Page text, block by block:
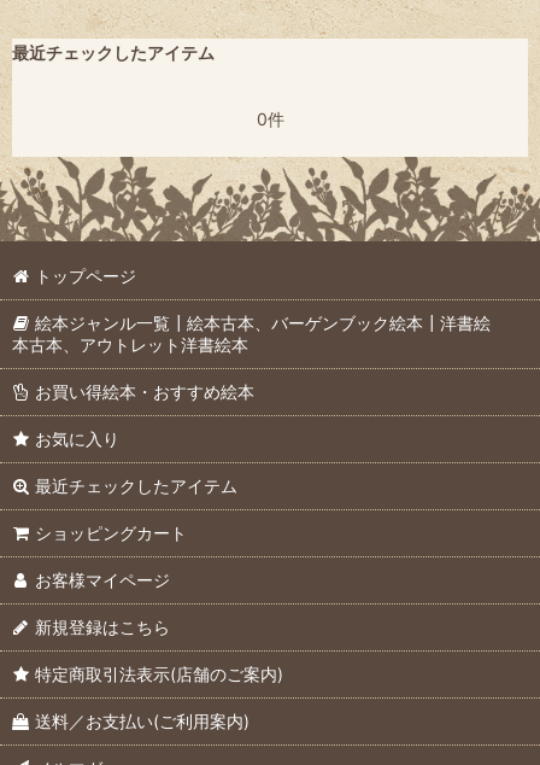
最近チェックしたアイテム
0件
トップページ
絵本ジャンル一覧┃絵本古本、バーゲンブック絵本┃洋書絵
本古本、アウトレット洋書絵本
お買い得絵本・おすすめ絵本
お気に入り
最近チェックしたアイテム
ショッピングカート
お客様マイページ
新規登録はこちら
特定商取引法表示(店舗のご案内)
送料／お支払い(ご利用案内)